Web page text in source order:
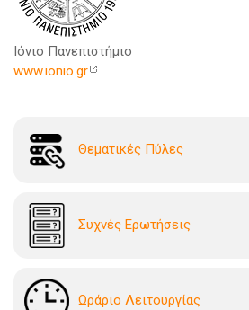
Ιόνιο Πανεπιστήμιο
www.ionio.gr
Θεματικές Πύλες
Συχνές Ερωτήσεις
Ωράριο Λειτουργίας